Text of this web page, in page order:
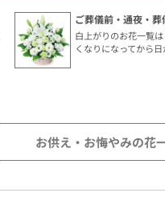
ご葬儀前・通夜・葬
白上がりのお花一覧
くなりになってから日
お供え・お悔やみの花